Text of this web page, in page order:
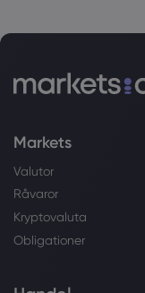
Markets
Valutor
Råvaror
Kryptovaluta
Obligationer